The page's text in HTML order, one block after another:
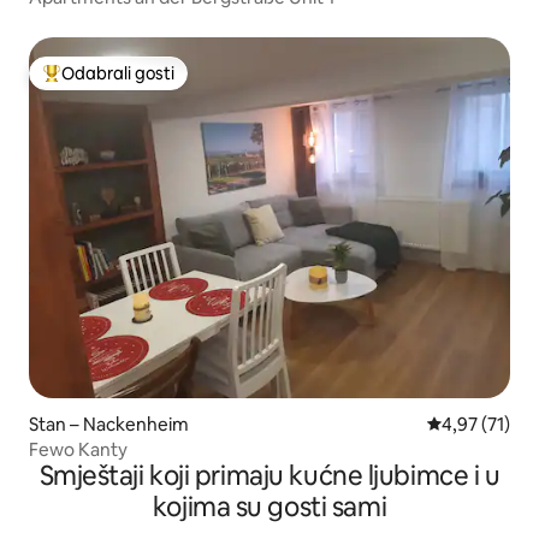
Među najviše rangiranima s oznakom „Odabrali gosti”
Odabrali gosti
Stan – Nackenheim Prosječna
4,97 (71)
Fewo Kanty
Smještaji koji primaju kućne ljubimce i u
kojima su gosti sami